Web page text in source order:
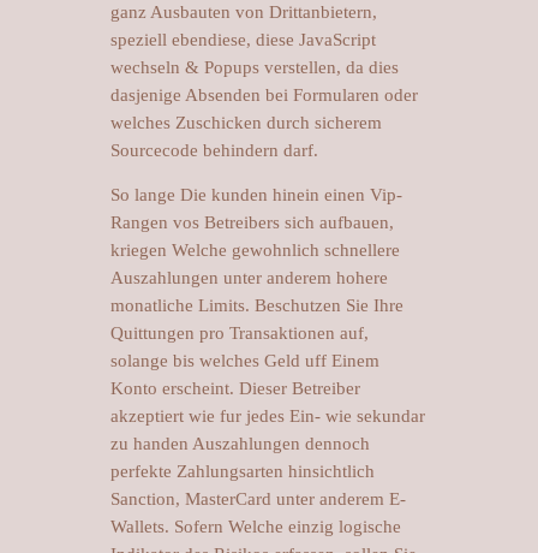
ganz Ausbauten von Drittanbietern,
speziell ebendiese, diese JavaScript
wechseln & Popups verstellen, da dies
dasjenige Absenden bei Formularen oder
welches Zuschicken durch sicherem
Sourcecode behindern darf.
So lange Die kunden hinein einen Vip-
Rangen vos Betreibers sich aufbauen,
kriegen Welche gewohnlich schnellere
Auszahlungen unter anderem hohere
monatliche Limits. Beschutzen Sie Ihre
Quittungen pro Transaktionen auf,
solange bis welches Geld uff Einem
Konto erscheint. Dieser Betreiber
akzeptiert wie fur jedes Ein- wie sekundar
zu handen Auszahlungen dennoch
perfekte Zahlungsarten hinsichtlich
Sanction, MasterCard unter anderem E-
Wallets. Sofern Welche einzig logische